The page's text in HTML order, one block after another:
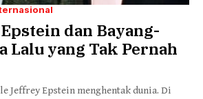
dan Bayang-
Lalu yang Tak Pernah
Jeffrey Epstein menghentak dunia. Di